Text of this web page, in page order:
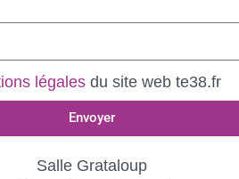
légalesdu site web te38.fr
Envoyer
Salle Grataloup